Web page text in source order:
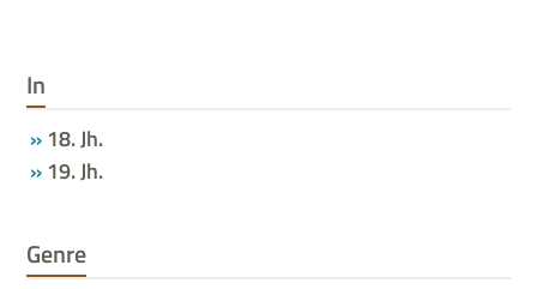
In
18. Jh.
19. Jh.
Genre